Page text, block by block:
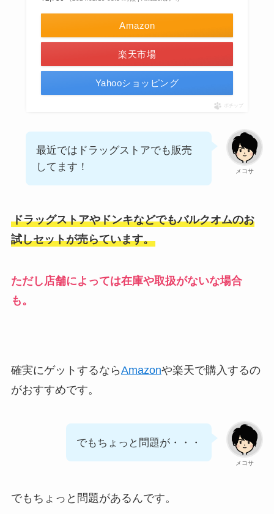
Amazon
楽天市場
Yahooショッピング
ポチップ
メコサ
最近ではドラッグストアでも販売
してます！
ドラッグストアやドンキなどでもバルクオムのお
試しセットが売らています。
ただし店舗によっては在庫や取扱がないな場合
も。
確実にゲットするならAmazonや楽天で購入するの
がおすすめです。
メコサ
でもちょっと問題が・・・
でもちょっと問題があるんです。